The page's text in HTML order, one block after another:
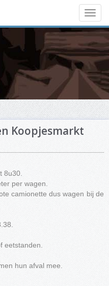
Koopjesmarkt
8u30.
per wagen.
camionette dus wagen bij de
eetstanden.
hun afval mee.